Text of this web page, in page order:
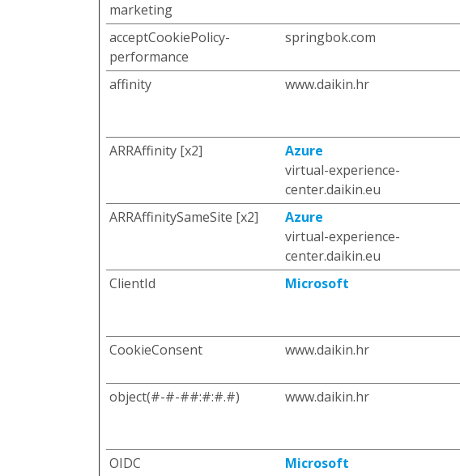
marketing
acceptCookiePolicy-
performance
springbok.com
affinity www.daikin.hr
ARRAffinity [x2]
Azure
virtual-experience-
center.daikin.eu
ARRAffinitySameSite [x2]
Azure
virtual-experience-
center.daikin.eu
ClientId Microsoft
CookieConsent www.daikin.hr
object(#-#-##:#:#.#) www.daikin.hr
OIDC
Microsoft